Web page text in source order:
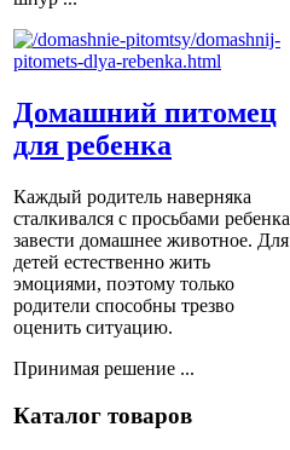
Домашний питомец
для ребенка
Каждый родитель наверняка
сталкивался с просьбами ребенка
завести домашнее животное. Для
детей естественно жить
эмоциями, поэтому только
родители способны трезво
оценить ситуацию.
Принимая решение ...
Каталог товаров